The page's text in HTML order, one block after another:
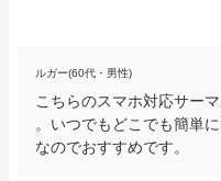
ルガー(60代・男性)
こちらのスマホ対応サー
。いつでもどこでも簡単
なのでおすすめです。